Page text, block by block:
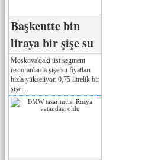
Başkentte bin
liraya bir şişe su
Moskova'daki üst segment
restoranlarda şişe su fiyatları
hızla yükseliyor. 0,75 litrelik bir
şişe ...